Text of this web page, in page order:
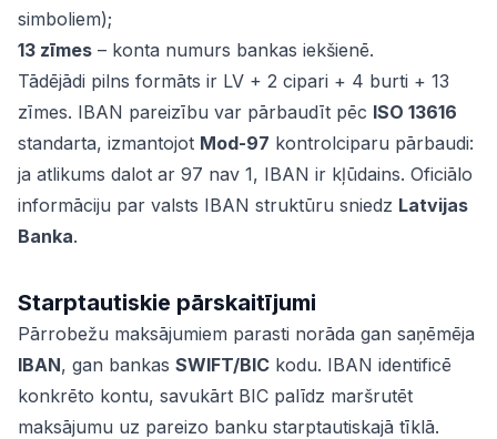
simboliem);
13 zīmes – konta numurs bankas iekšienē.
Tādējādi pilns formāts ir LV + 2 cipari + 4 burti + 13
zīmes. IBAN pareizību var pārbaudīt pēc ISO 13616
standarta, izmantojot Mod-97 kontrolciparu pārbaudi:
ja atlikums dalot ar 97 nav 1, IBAN ir kļūdains. Oficiālo
informāciju par valsts IBAN struktūru sniedz Latvijas
Banka.
Starptautiskie pārskaitījumi
Pārrobežu maksājumiem parasti norāda gan saņēmēja
IBAN, gan bankas SWIFT/BIC kodu. IBAN identificē
konkrēto kontu, savukārt BIC palīdz maršrutēt
maksājumu uz pareizo banku starptautiskajā tīklā.